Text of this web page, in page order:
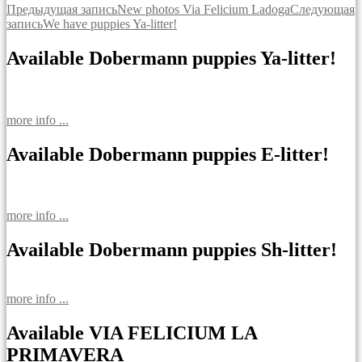
Навигация
по
записям
Предыдущая записьNew photos Via Felicium LadogaСледующая
записьWe have puppies Ya-litter!
Available Dobermann puppies Ya-litter!
more info ...
Available Dobermann puppies E-litter!
more info ...
Available Dobermann puppies Sh-litter!
more info ...
Available VIA FELICIUM LA
PRIMAVERA